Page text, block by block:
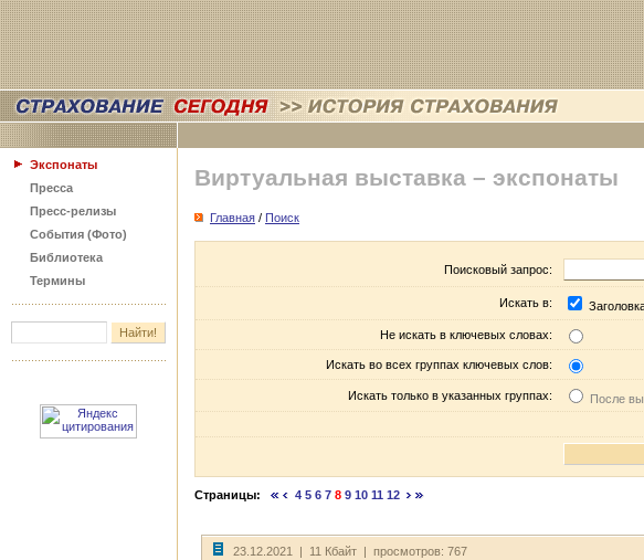
Экспонаты
Пресса
Пресс-релизы
События (Фото)
Библиотека
Термины
Виртуальная выставка – экспонаты
Главная / Поиск
Поисковый запрос:
Искать в:
Не искать в ключевых словах:
Искать во всех группах ключевых слов:
Искать только в указанных группах: После
Страницы: 4 5 6 7 8 9 10 11 12
23.12.2021 | 11 Кбайт | просмотров: 767